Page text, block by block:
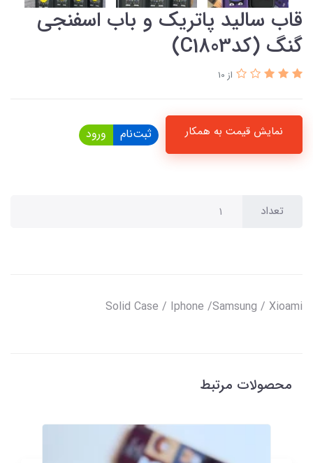
قاب سالید پاتریک و باب اسفنجی
گنگ (کدC1803)
از 10
نمایش قیمت به همکار ثبت‌نام ورود
تعداد
Solid Case / Iphone /Samsung / Xioami
محصولات مرتبط